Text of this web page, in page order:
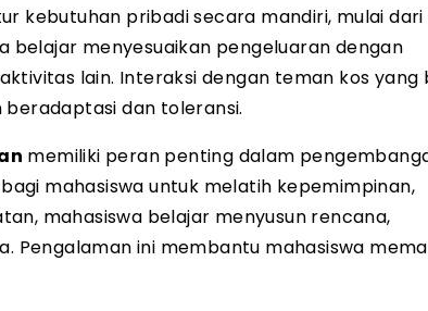
kebutuhan pribadi secara mandiri, mulai dari
belajar menyesuaikan pengeluaran dengan
lain. Interaksi dengan teman kos yang
dan toleransi.
memiliki peran penting dalam
mahasiswa untuk melatih kepemimpinan,
mahasiswa belajar menyusun rencana,
Pengalaman ini membantu mahasiswa